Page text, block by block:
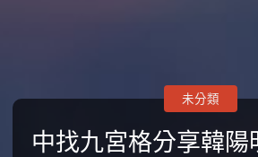
中找九宮格分享韓陽
未分類